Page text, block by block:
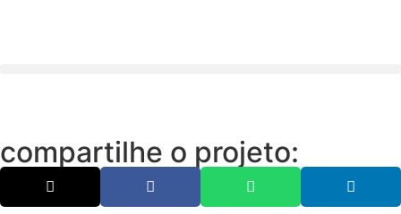
compartilhe o projeto: